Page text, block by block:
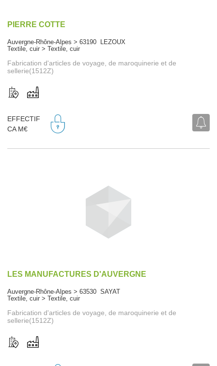
PIERRE COTTE
Auvergne-Rhône-Alpes > 63190 LEZOUX
Textile, cuir > Textile, cuir
Fabrication d'articles de voyage, de maroquinerie et de
sellerie(1512Z)
EFFECTIF
CA M€
LES MANUFACTURES D'AUVERGNE
Auvergne-Rhône-Alpes > 63530 SAYAT
Textile, cuir > Textile, cuir
Fabrication d'articles de voyage, de maroquinerie et de
sellerie(1512Z)